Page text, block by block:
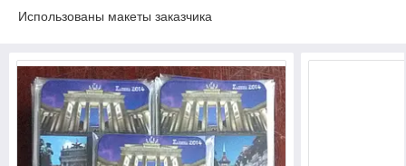
Использованы макеты заказчика